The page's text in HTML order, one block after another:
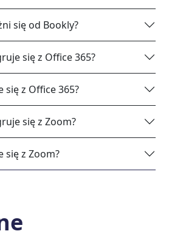
się od Bookly?
się z Office 365?
się z Office 365?
się z Zoom?
się z Zoom?